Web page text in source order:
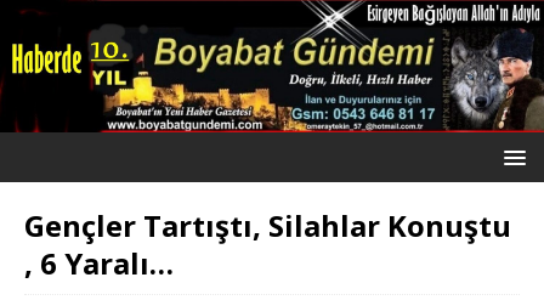
Gençler Tartıştı, Silahlar Konuştu
, 6 Yaralı…